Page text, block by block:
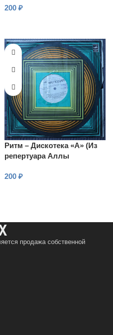
200 ₽
Ритм – Дискотека «А» (Из
репертуара Аллы
200 ₽
продажа собственной